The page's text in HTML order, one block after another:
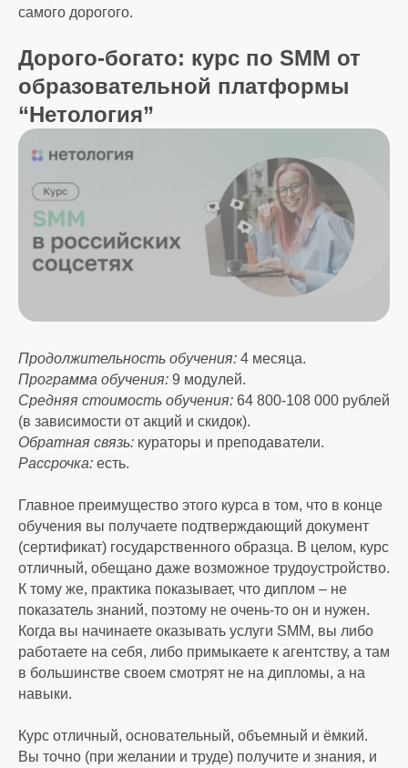
самого дорогого.
Дорого-богато: курс по SMM от
образовательной платформы
“Нетология”
Продолжительность обучения: 4 месяца.
Программа обучения: 9 модулей.
Средняя стоимость обучения: 64 800-108 000 рублей
(в зависимости от акций и скидок).
Обратная связь: кураторы и преподаватели.
Рассрочка: есть.
Главное преимущество этого курса в том, что в конце
обучения вы получаете подтверждающий документ
(сертификат) государственного образца. В целом, курс
отличный, обещано даже возможное трудоустройство.
К тому же, практика показывает, что диплом – не
показатель знаний, поэтому не очень-то он и нужен.
Когда вы начинаете оказывать услуги SMM, вы либо
работаете на себя, либо примыкаете к агентству, а там
в большинстве своем смотрят не на дипломы, а на
навыки.
Курс отличный, основательный, объемный и ёмкий.
Вы точно (при желании и труде) получите и знания, и